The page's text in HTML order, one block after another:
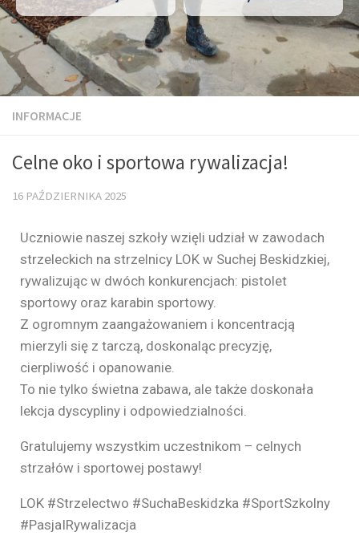
INFORMACJE
Celne oko i sportowa rywalizacja!
16 PAŹDZIERNIKA 2025
Uczniowie naszej szkoły wzięli udział w zawodach
strzeleckich na strzelnicy LOK w Suchej Beskidzkiej,
rywalizując w dwóch konkurencjach: pistolet
sportowy oraz karabin sportowy.
Z ogromnym zaangażowaniem i koncentracją
mierzyli się z tarczą, doskonaląc precyzję,
cierpliwość i opanowanie.
To nie tylko świetna zabawa, ale także doskonała
lekcja dyscypliny i odpowiedzialności.
Gratulujemy wszystkim uczestnikom – celnych
strzałów i sportowej postawy!
LOK #Strzelectwo #SuchaBeskidzka #SportSzkolny
#PasjaIRywalizacja